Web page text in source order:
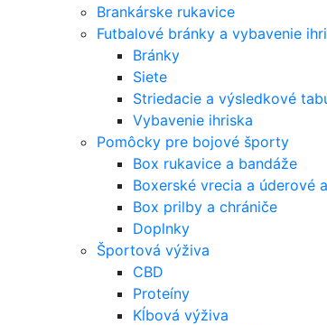
Brankárske rukavice
Futbalové bránky a vybavenie
Bránky
Siete
Striedacie a výsledkové
Vybavenie ihriska
Pomôcky pre bojové športy
Box rukavice a bandáže
Boxerské vrecia a úderové
Box prilby a chrániče
Doplnky
Športová výživa
CBD
Proteíny
Kĺbová výživa